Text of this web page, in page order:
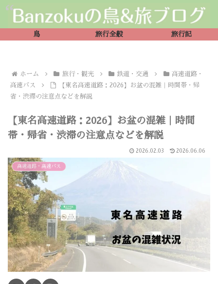
鳥 旅行全般 旅行記
ホーム 旅行・観光 鉄道・交通
高速道路・
高速バス
【東名高速道路：2026】お盆の混雑｜時間帯・帰
省・渋滞の注意点などを解説
【東名高速道路：2026】お盆の混雑｜時間
帯・帰省・渋滞の注意点などを解説
2026.02.03 2026.06.06
高速道路・高速バス